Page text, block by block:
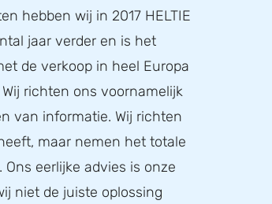
hebben wij in 2017 HELTIE
jaar verder en is het
de verkoop in heel Europa
richten ons voornamelijk
van informatie. Wij richten
maar nemen het totale
eerlijke advies is onze
niet de juiste oplossing